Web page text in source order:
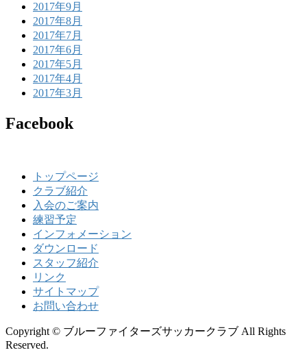
2017年9月
2017年8月
2017年7月
2017年6月
2017年5月
2017年4月
2017年3月
Facebook
トップページ
クラブ紹介
入会のご案内
練習予定
インフォメーション
ダウンロード
スタッフ紹介
リンク
サイトマップ
お問い合わせ
Copyright © ブルーファイターズサッカークラブ All Rights
Reserved.